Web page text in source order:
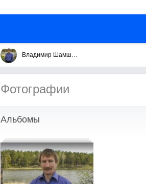
Владимир Шамшура
Фотографии
Альбомы